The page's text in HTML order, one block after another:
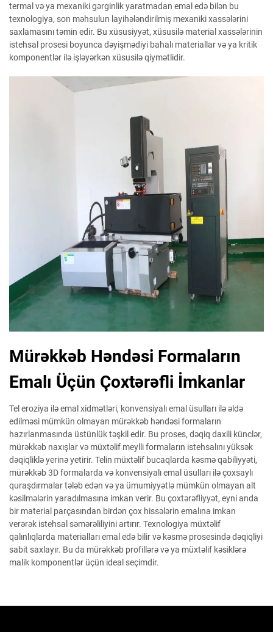
termal və ya mexaniki gərginlik yaratmadan emal edə bilən bu
texnologiya, son məhsulun layihələndirilmiş mexaniki xassələrini
saxlamasını təmin edir. Bu xüsusiyyət, xüsusilə material xassələrinin
istehsal prosesi boyunca dəyişmədiyi bahalı materiallar və ya kritik
komponentlər ilə işləyərkən xüsusilə qiymətlidir.
Mürəkkəb Həndəsi Formaların
Emalı Üçün Çoxtərəfli İmkanlar
Tel eroziya ilə emal xidmətləri, konvensiyalı emal üsulları ilə əldə
edilməsi mümkün olmayan mürəkkəb həndəsi formaların
hazırlanmasında üstünlük təşkil edir. Bu proses, dəqiq daxili künclər,
mürəkkəb naxışlar və müxtəlif meylli formaların istehsalını yüksək
dəqiqliklə yerinə yetirir. Telin müxtəlif bucaqlarda kəsmə qabiliyyəti,
mürəkkəb 3D formalarda və konvensiyalı emal üsulları ilə çoxsaylı
quraşdırmalar tələb edən və ya ümumiyyətlə mümkün olmayan alt
kəsilmələrin yaradılmasına imkan verir. Bu çoxtərəfliyyət, eyni anda
bir material parçasından birdən çox hissələrin emalına imkan
verərək istehsal səmərəliliyini artırır. Texnologiya müxtəlif
qalınlıqlarda materialları emal edə bilir və kəsmə prosesində dəqiqliyi
sabit saxlayır. Bu da mürəkkəb profillərə və ya müxtəlif kəsiklərə
malik komponentlər üçün ideal seçimdir.